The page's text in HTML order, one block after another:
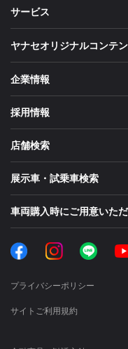
サービス
ヤナセオリジナルコンテ
企業情報
採用情報
店舗検索
展示車・試乗車検索
車両購入時にご用意いた
FacebookInstagramLINE
プライバシーポリシー
サイトご利用規約